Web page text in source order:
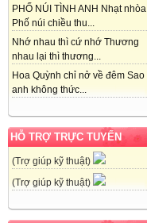
PHỐ NÚI TÌNH ANH Nhạt nhòa
Phố núi chiều thu...
Nhớ nhau thì cứ nhớ Thương
nhau lại thì thương...
Hoa Quỳnh chỉ nở về đêm Sao
anh không thức...
HỖ TRỢ TRỰC TUYẾN
(Trợ giúp kỹ thuật)
(Trợ giúp kỹ thuật)